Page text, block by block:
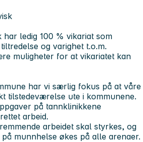
ledig 100 % vikariat som
og varighet t.o.m.
muligheter for at vikariatet kan
har vi særlig fokus på at våre
tilstedeværelse ute i kommunene.
på tannklinikkene
arbeid.
arbeidet skal styrkes, og
munnhelse økes på alle arenaer.